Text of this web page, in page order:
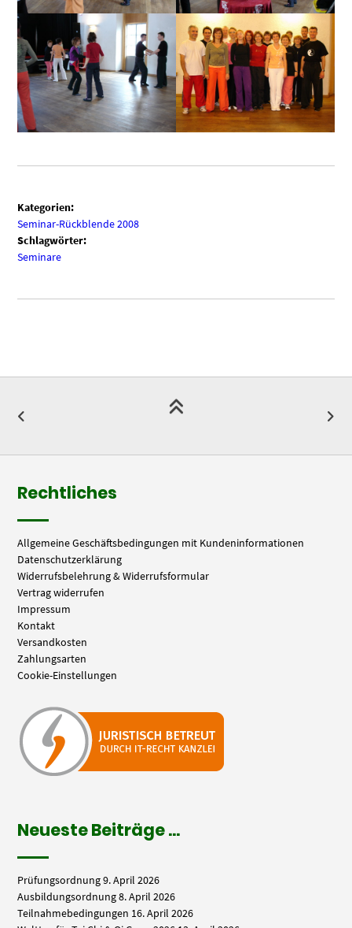
Kategorien:
Seminar-Rückblende 2008
Schlagwörter:
Seminare
Rechtliches
Allgemeine Geschäftsbedingungen mit Kundeninformationen
Datenschutzerklärung
Widerrufsbelehrung & Widerrufsformular
Vertrag widerrufen
Impressum
Kontakt
Versandkosten
Zahlungsarten
Cookie-Einstellungen
Neueste Beiträge …
Prüfungsordnung9. April 2026
Ausbildungsordnung8. April 2026
Teilnahmebedingungen 16. April 2026